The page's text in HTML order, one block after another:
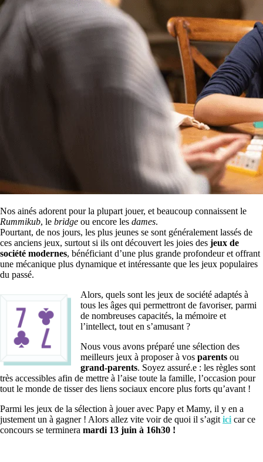
Nos ainés adorent pour la plupart jouer, et beaucoup connaissent le
Rummikub, le bridge ou encore les dames.
Pourtant, de nos jours, les plus jeunes se sont généralement lassés de
ces anciens jeux, surtout si ils ont découvert les joies des jeux de
société modernes, bénéficiant d’une plus grande profondeur et offrant
une mécanique plus dynamique et intéressante que les jeux populaires
du passé.
Alors, quels sont les jeux de société adaptés à
tous les âges qui permettront de favoriser, parmi
de nombreuses capacités, la mémoire et
l’intellect, tout en s’amusant ?
Nous vous avons préparé une sélection des
meilleurs jeux à proposer à vos parents ou
grand-parents. Soyez assuré.e : les règles sont
très accessibles afin de mettre à l’aise toute la famille, l’occasion pour
tout le monde de tisser des liens sociaux encore plus forts qu’avant !
Parmi les jeux de la sélection à jouer avec Papy et Mamy, il y en a
justement un à gagner ! Alors allez vite voir de quoi il s’agit ici car ce
concours se terminera mardi 13 juin à 16h30 !